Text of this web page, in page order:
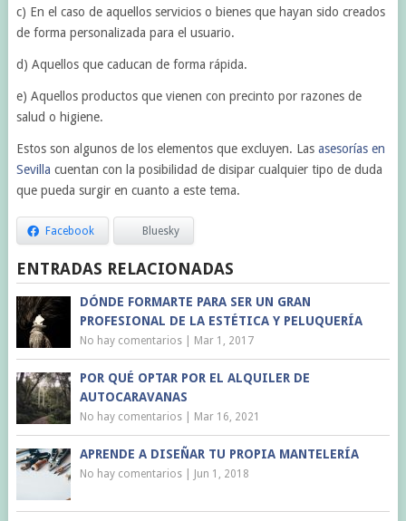
c) En el caso de aquellos servicios o bienes que hayan sido creados
de forma personalizada para el usuario.
d) Aquellos que caducan de forma rápida.
e) Aquellos productos que vienen con precinto por razones de
salud o higiene.
Estos son algunos de los elementos que excluyen. Las asesorías en
Sevilla cuentan con la posibilidad de disipar cualquier tipo de duda
que pueda surgir en cuanto a este tema.
Facebook Bluesky
ENTRADAS RELACIONADAS
DÓNDE FORMARTE PARA SER UN GRAN
PROFESIONAL DE LA ESTÉTICA Y PELUQUERÍA
No hay comentarios| Mar 1, 2017
POR QUÉ OPTAR POR EL ALQUILER DE
AUTOCARAVANAS
No hay comentarios| Mar 16, 2021
APRENDE A DISEÑAR TU PROPIA MANTELERÍA
No hay comentarios| Jun 1, 2018